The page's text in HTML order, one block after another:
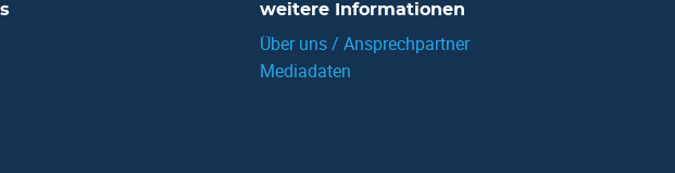
weitere Informationen
Über uns / Ansprechpartner
Mediadaten